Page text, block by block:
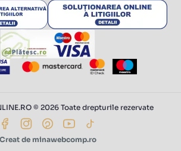
© 2026 Toate drepturile rezervate
Creat de minawebcomp.ro